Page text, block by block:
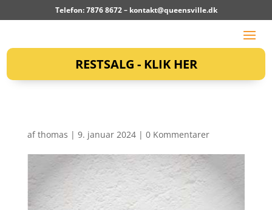
Telefon: 7876 8672 – kontakt@queensville.dk
RESTSALG - KLIK HER
afthomas | 9. januar 2024| 0 Kommentarer